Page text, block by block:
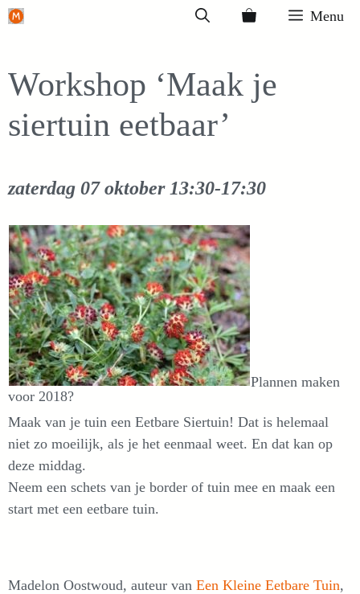
Ga
inhoud
Menu
Workshop ‘Maak je
siertuin eetbaar’
zaterdag 07 oktober 13:30-17:30
Plannen maken
voor 2018?
Maak van je tuin een Eetbare Siertuin! Dat is helemaal
niet zo moeilijk, als je het eenmaal weet. En dat kan op
deze middag.
Neem een schets van je border of tuin mee en maak een
start met een eetbare tuin.
Madelon Oostwoud, auteur van Een Kleine Eetbare Tuin,